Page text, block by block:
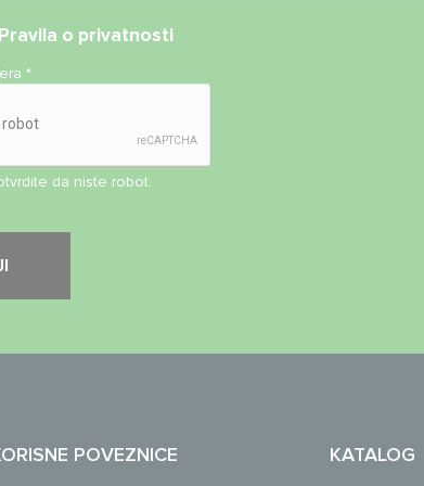
Pravila o privatnosti
*
da niste robot.
POVEZNICE KATALOG